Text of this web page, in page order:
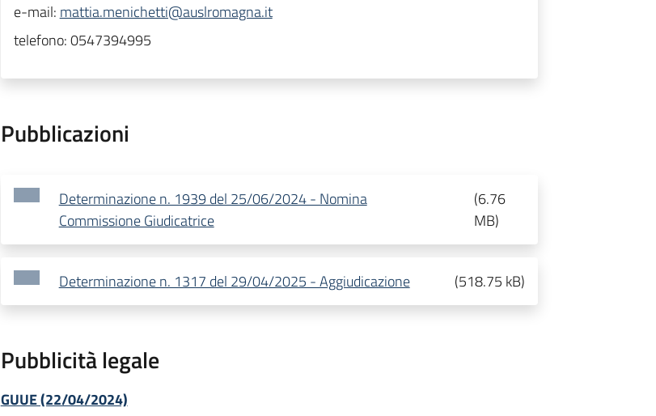
e-mail: mattia.menichetti@auslromagna.it
telefono:0547394995
Pubblicazioni
Determinazione n. 1939 del 25/06/2024 - Nomina
Commissione Giudicatrice
(6.76
MB)
Determinazione n. 1317 del 29/04/2025 - Aggiudicazione (518.75 kB)
Pubblicità legale
GUUE (22/04/2024)